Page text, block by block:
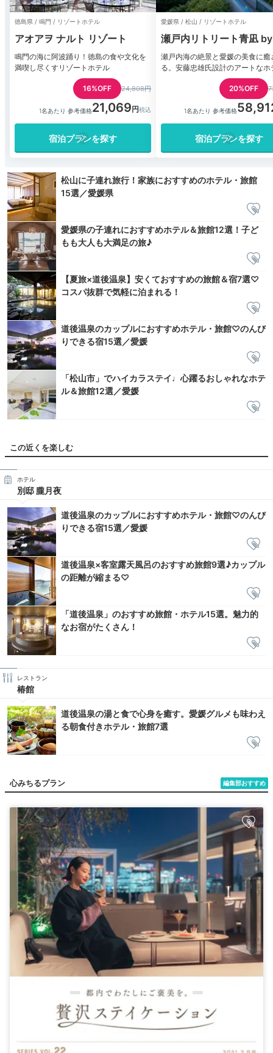
徳島県 / 鳴門 / リゾートホテル
アオアヲ ナルト リゾート
鳴門の海に阿波踊り！徳島の食や文化を
満喫し尽くすリゾートホテル
16%OFF 24,808円
1名あたり 参考価格21,069
宿泊プランを探す
愛媛県 / 松山 / リゾートホテル
瀬戸内リトリート青凪
知新
瀬戸内海の絶景と愛媛の美食に癒
る。安藤忠雄氏設計のアートなホ
20%OFF
1名あたり 参考価格
宿泊プランを探す
松山に子連れ旅行！家族におすすめのホテル・旅館
15選／愛媛県
愛媛県の子連れにおすすめホテル＆旅館12選！子ど
もも大人も大満足の旅♪
【夏旅×道後温泉】安くておすすめの旅館＆宿7選♡
コスパ抜群で気軽に泊まれる！
道後温泉のカップルにおすすめホテル・旅館♡のんび
りできる宿15選／愛媛
「松山市」でハイカラステイ♩心躍るおしゃれなホテ
ル＆旅館12選／愛媛
この近くを楽しむ
ホテル
別邸 朧月夜
道後温泉のカップルにおすすめホテル・旅館♡のんび
りできる宿15選／愛媛
道後温泉×客室露天風呂のおすすめ旅館9選♪カップル
の距離が縮まる♡
「道後温泉」のおすすめ旅館・ホテル15選。魅力的
なお宿がたくさん！
レストラン
椿館
道後温泉の湯と食で心身を癒す。愛媛グルメも味わえ
る朝食付きホテル・旅館7選
編集部おすすめ
心みちるプラン